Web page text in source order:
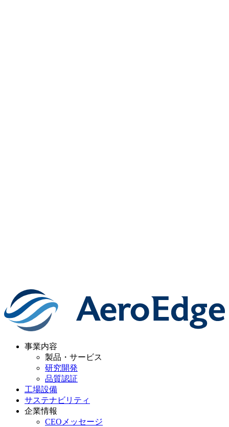
事業内容
製品・サービス
研究開発
品質認証
工場設備
サステナビリティ
企業情報
CEOメッセージ